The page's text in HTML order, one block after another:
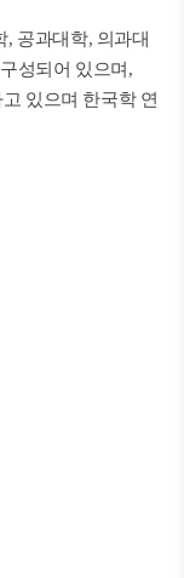
공과대학, 의과대
성되어 있으며,
있으며 한국학 연